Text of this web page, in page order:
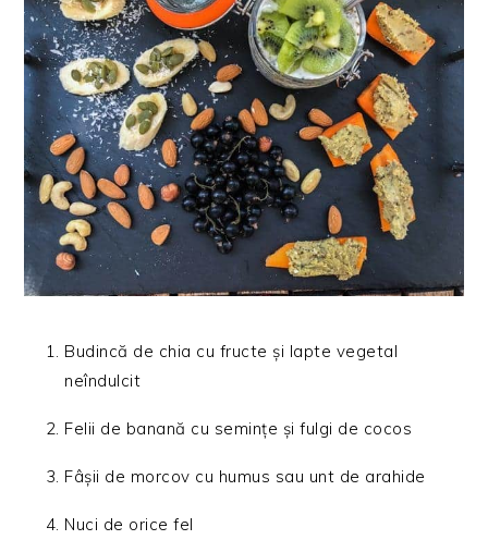
Budincă de chia cu fructe și lapte vegetal
neîndulcit
Felii de banană cu semințe și fulgi de cocos
Fâșii de morcov cu humus sau unt de arahide
Nuci de orice fel